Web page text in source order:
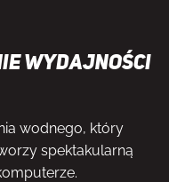
wydajności
wodnego, który
spektakularną